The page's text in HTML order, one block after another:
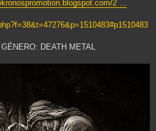
2 ...
DEATH METAL